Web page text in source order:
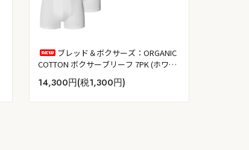
ブレッド＆ボクサーズ：ORGANIC
COTTON ボクサーブリーフ 7PK (ホワイ
14,300円(税1,300円)